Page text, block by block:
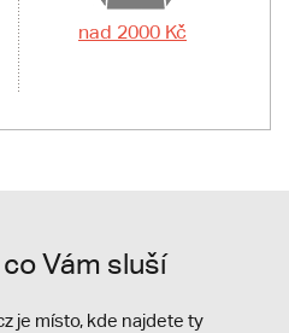
nad 2000 Kč
co Vám sluší
je místo, kde najdete ty